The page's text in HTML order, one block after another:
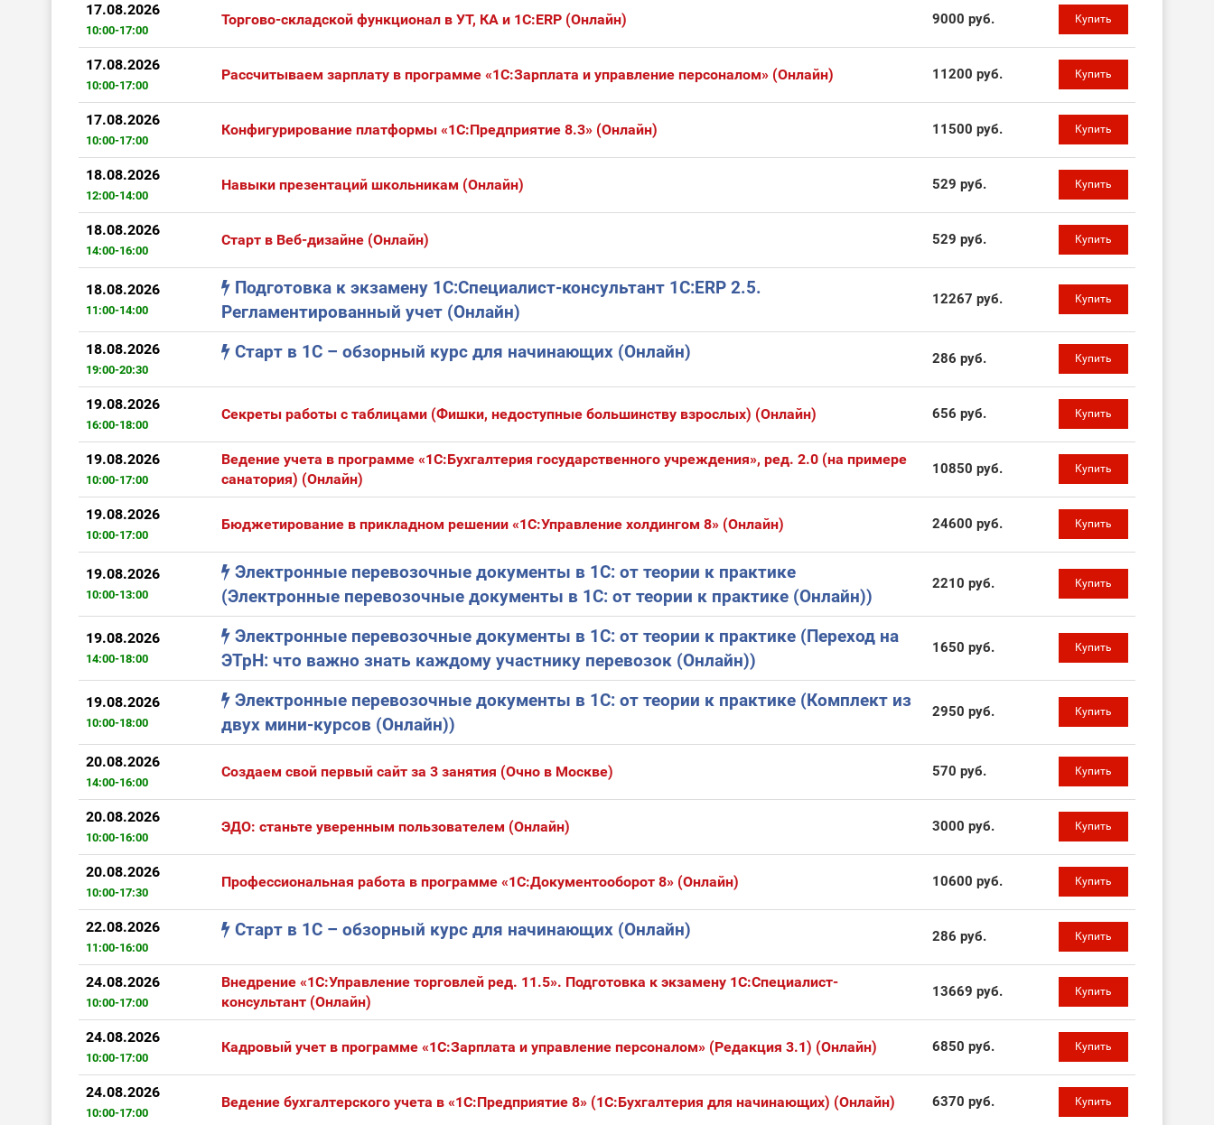
17.08.2026
10:00-17:00
Торгово-складской функционал в УТ, КА и 1С:ERP (Онлайн) 9000 руб. Купить
17.08.2026
10:00-17:00
Рассчитываем зарплату в программе «1С:Зарплата и управление персоналом» (Онлайн) 11200 руб. Купить
17.08.2026
10:00-17:00
Конфигурирование платформы «1С:Предприятие 8.3» (Онлайн) 11500 руб. Купить
18.08.2026
12:00-14:00
Навыки презентаций школьникам (Онлайн) 529 руб. Купить
18.08.2026
14:00-16:00
Старт в Веб-дизайне (Онлайн) 529 руб. Купить
18.08.2026
11:00-14:00
Подготовка к экзамену 1С:Специалист-консультант 1С:ERP 2.5.
Регламентированный учет (Онлайн)
12267 руб. Купить
18.08.2026
19:00-20:30
Старт в 1С – обзорный курс для начинающих (Онлайн) 286 руб. Купить
19.08.2026
16:00-18:00
Секреты работы с таблицами (Фишки, недоступные большинству взрослых) (Онлайн) 656 руб. Купить
19.08.2026
10:00-17:00
Ведение учета в программе «1С:Бухгалтерия государственного учреждения», ред. 2.0 (на примере
санатория) (Онлайн)
10850 руб. Купить
19.08.2026
10:00-17:00
Бюджетирование в прикладном решении «1С:Управление холдингом 8» (Онлайн) 24600 руб. Купить
19.08.2026
10:00-13:00
Электронные перевозочные документы в 1С: от теории к практике
(Электронные перевозочные документы в 1С: от теории к практике (Онлайн))
2210 руб. Купить
19.08.2026
14:00-18:00
Электронные перевозочные документы в 1С: от теории к практике (Переход на
ЭТрН: что важно знать каждому участнику перевозок (Онлайн))
1650 руб. Купить
19.08.2026
10:00-18:00
Электронные перевозочные документы в 1С: от теории к практике (Комплект из
двух мини-курсов (Онлайн))
2950 руб. Купить
20.08.2026
14:00-16:00
Создаем свой первый сайт за 3 занятия (Очно в Москве) 570 руб. Купить
20.08.2026
10:00-16:00
ЭДО: станьте уверенным пользователем (Онлайн) 3000 руб. Купить
20.08.2026
10:00-17:30
Профессиональная работа в программе «1С:Документооборот 8» (Онлайн) 10600 руб. Купить
22.08.2026
11:00-16:00
Старт в 1С – обзорный курс для начинающих (Онлайн) 286 руб. Купить
24.08.2026
10:00-17:00
Внедрение «1С:Управление торговлей ред. 11.5». Подготовка к экзамену 1С:Специалист-
консультант (Онлайн)
13669 руб. Купить
24.08.2026
10:00-17:00
Кадровый учет в программе «1С:Зарплата и управление персоналом» (Редакция 3.1) (Онлайн) 6850 руб. Купить
24.08.2026
10:00-17:00
Ведение бухгалтерского учета в «1С:Предприятие 8» (1С:Бухгалтерия для начинающих) (Онлайн) 6370 руб. Купить